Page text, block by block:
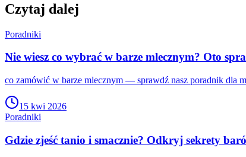
Czytaj dalej
Poradniki
Nie wiesz co wybrać w barze mlecznym? Oto
co zamówić w barze mlecznym — sprawdź nasz poradnik dla
15 kwi 2026
Poradniki
Gdzie zjeść tanio i smacznie? Odkryj sekrety